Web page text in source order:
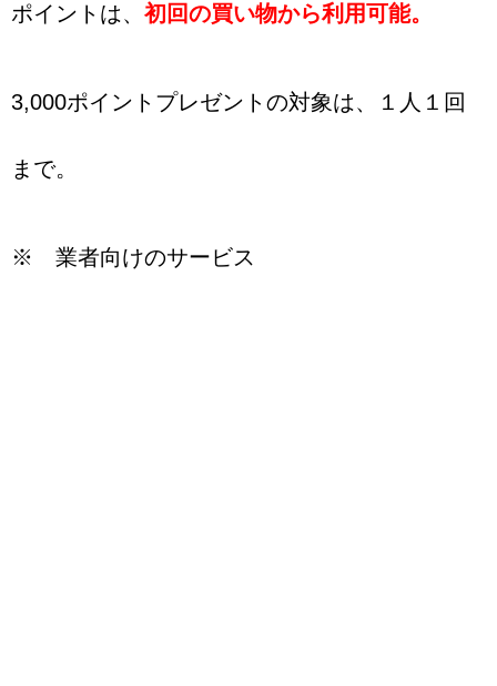
ポイントは、 初回の買い物から利用可能。
3,000ポイントプレゼントの対象は、１人１回
まで。
※ 業者向けのサービス